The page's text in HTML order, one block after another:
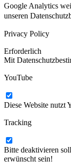
Google Analytics
unseren
Privacy Policy
Erforderlich
Mit
YouTube
Diese Website nutzt
Tracking
Bitte deaktivieren
erwünscht sein!